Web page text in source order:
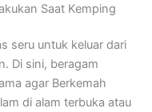
Saat Kemping
seru untuk keluar dari
Di sini, beragam
agar Berkemah
di alam terbuka atau